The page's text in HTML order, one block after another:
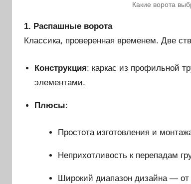
Какие ворота
1. Распашные ворота
Классика, проверенная временем. Две
Конструкция: каркас из профильной
элементами.
Плюсы:
Простота изготовления и
Неприхотливость к перепадам
Широкий диапазон дизайна —